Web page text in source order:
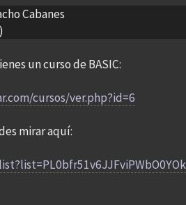
Cabanes
un curso de BASIC:
cursos/ver.php?id=6
mirar aquí: